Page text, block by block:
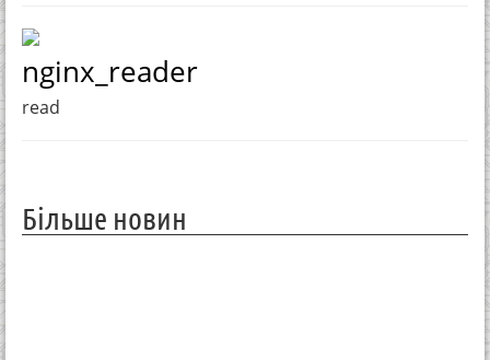
nginx_reader
read
Більше новин